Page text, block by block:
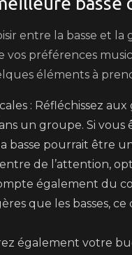
entre la basse et
vos préférences
éléments à
: Réfléchissez
un groupe. Si
basse pourrait être
de l’attention,
également du
que les basses,
également votre